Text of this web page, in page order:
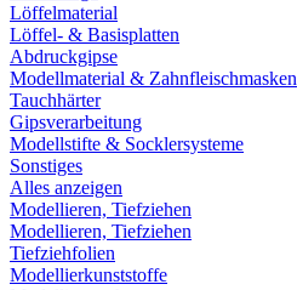
Löffelmaterial
Löffel- & Basisplatten
Abdruckgipse
Modellmaterial & Zahnfleischmasken
Tauchhärter
Gipsverarbeitung
Modellstifte & Socklersysteme
Sonstiges
Alles anzeigen
Modellieren, Tiefziehen
Modellieren, Tiefziehen
Tiefziehfolien
Modellierkunststoffe